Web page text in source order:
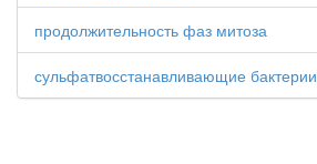
продолжительность фаз митоза
сульфатвосстанавливающие бактерии